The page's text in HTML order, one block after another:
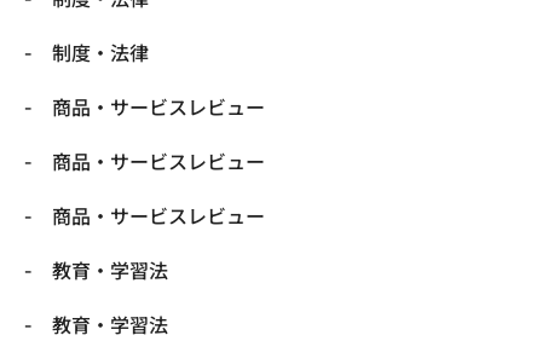
制度・法律
商品・サービスレビュー
商品・サービスレビュー
商品・サービスレビュー
教育・学習法
教育・学習法